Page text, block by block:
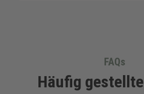
FAQs
Häufig